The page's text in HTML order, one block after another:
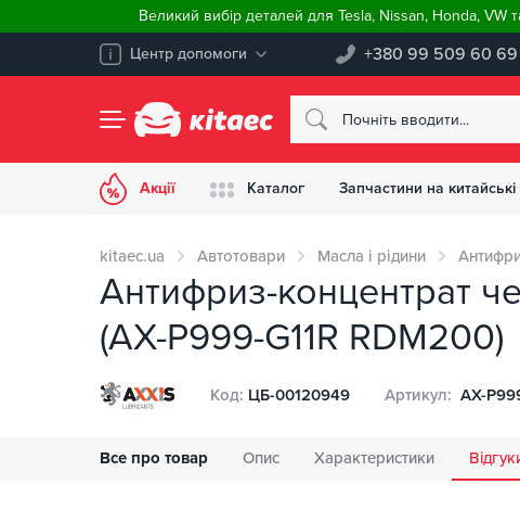
Великий вибір деталей для Tesla, Nissan, Honda, VW
Центр допомоги +380 99 509 60 69
Акції Каталог Запчастини на китайські
kitaec.ua Автотовари Масла і рідини
Антифриз-концентрат
(AX-P999-G11R RDM200)
Все про товар Опис Характеристики
Код: ЦБ-00120949 Артикул: AX-